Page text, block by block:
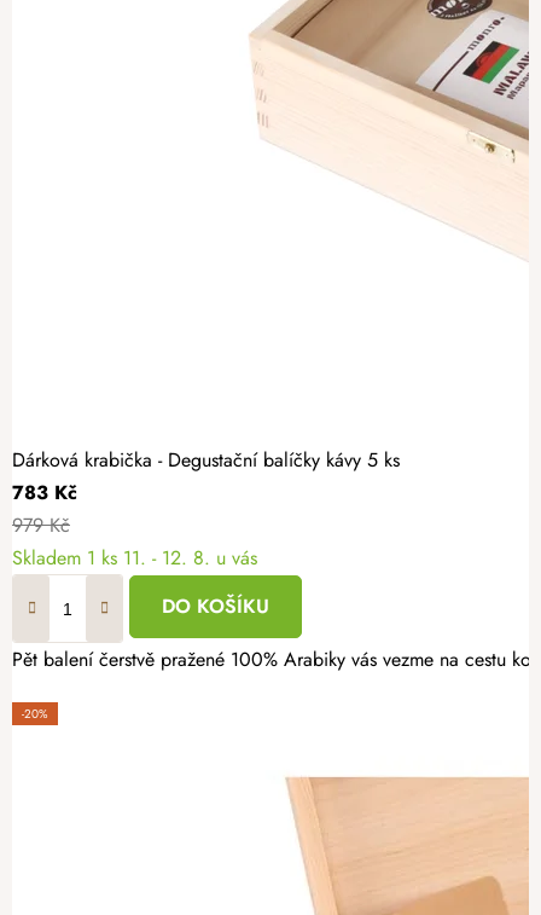
Dárková krabička - Degustační balíčky kávy 5 ks
783 Kč
979 Kč
Skladem 1 ks 11. - 12. 8. u vás
DO KOŠÍKU
Pět balení čerstvě pražené 100% Arabiky vás vezme na cestu
-20%